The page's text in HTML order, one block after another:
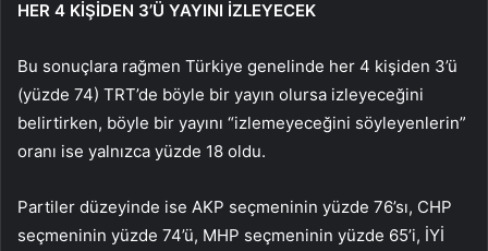
HER 4 KİŞİDEN 3’Ü YAYINI İZLEYECEK
Bu sonuçlara rağmen Türkiye genelinde her 4 kişiden 3’ü
(yüzde 74) TRT’de böyle bir yayın olursa izleyeceğini
belirtirken, böyle bir yayını “izlemeyeceğini söyleyenlerin”
oranı ise yalnızca yüzde 18 oldu.
Partiler düzeyinde ise AKP seçmeninin yüzde 76’sı, CHP
seçmeninin yüzde 74’ü, MHP seçmeninin yüzde 65’i, İYİ